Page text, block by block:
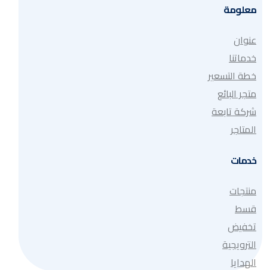
معلومة
عنوان
خدماتنا
خطة التسعير
متجر البائع
شركة تابعة
المتاجر
خدمات
منتجات
قسط
تخفيض
الترويجية
الهدايا